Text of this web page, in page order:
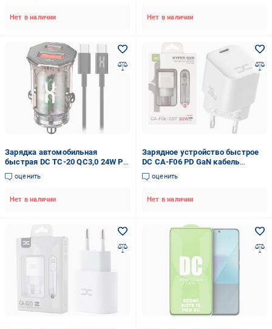
Нет в наличии Нет в наличии
Зарядка автомобильная
быстрая DC TC-20 QC3,0 24W PD
30W 2 USB 36W кабель Type-C
Brown (34742)
оценить
Нет в наличии
Зарядное устройство быстрое
DC CA-F06 PD GaN кабель
Lightning 30W White (34874)
оценить
Нет в наличии